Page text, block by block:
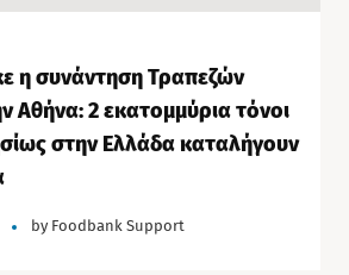
η συνάντηση Τραπεζών
Αθήνα: 2 εκατομμύρια τόνοι
στην Ελλάδα καταλήγουν
by Foodbank Support